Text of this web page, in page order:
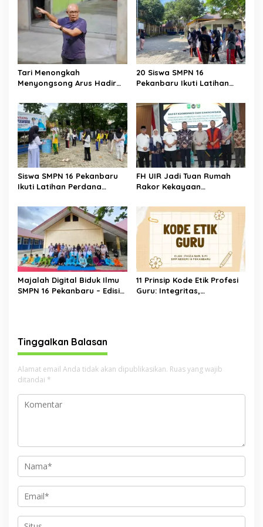
Tari Menongkah
Menyongsong Arus Hadir
20 Siswa SMPN 16
Pekanbaru Ikuti Latihan
Siswa SMPN 16 Pekanbaru
Ikuti Latihan Perdana
Kolaborasi Dinas
Pendidikan Kota Pekanbaru
x Forum Tari Riau di SMPN
12 Pekanbaru
FH UIR Jadi Tuan Rumah
Rakor Kekayaan
Riau Naik Kelas Lewat
Perlindungan Merek dan
Karya
Majalah Digital Biduk Ilmu
SMPN 16 Pekanbaru – Edisi
11 Prinsip Kode Etik Profesi
Guru: Integritas,
Tinggalkan Balasan
Alamat email Anda tidak akan dipublikasikan. Ruas yang wajib
ditandai *